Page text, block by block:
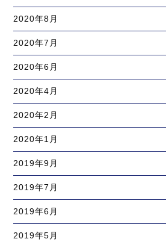
2020年8月
2020年7月
2020年6月
2020年4月
2020年2月
2020年1月
2019年9月
2019年7月
2019年6月
2019年5月